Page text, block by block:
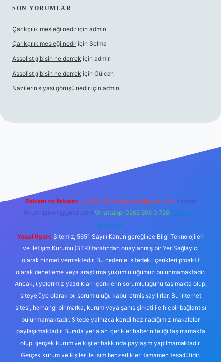
SON YORUMLAR
Çarıkçılık mesleği nedir için admin
Çarıkçılık mesleği nedir için Selma
Assolist gibisin ne demek için admin
Assolist gibisin ne demek için Gülcan
Nazilerin siyasi görüşü nedir için admin
Reklam ve İletişim: E-mail: backlinkpaneli@gmail.com Teams:
forumhizmeti@gmail.com Whatsapp: 0262 606 0 726 Telegram:
@karabul
Yasal Uyarı: Sitemiz, 5651 Sayılı Kanun gereğince Bilgi Teknolojileri
ve İletişim Kurumu (BTK) tarafından onaylanmış bir Yer Sağlayıcı
olarak hizmet vermektedir. Bu nedenle, sitedeki içerikleri proaktif
olarak denetleme veya araştırma yükümlülüğümüz bulunmamaktadır.
Ancak, üyelerimiz yazdıkları içeriklerin sorumluluğunu taşımakta olup,
siteye üye olarak bu sorumluluğu kabul etmiş sayılırlar. Bu internet
sitesi, herhangi bir marka, kurum veya şahıs şirketi ile hiçbir bağlantısı
bulunmamaktadır. Sitede yalnızca kendi hazırladığımız makaleler
paylaşılmaktadır. Burada yer alan içerikler haber niteliği taşımamakta
olup, gerçek kurum ve kişiler hakkında paylaşım yapılmamaktadır.
Gerçek kurum ve kişiler ile isim benzerlikleri tamamen tesadüfidir.